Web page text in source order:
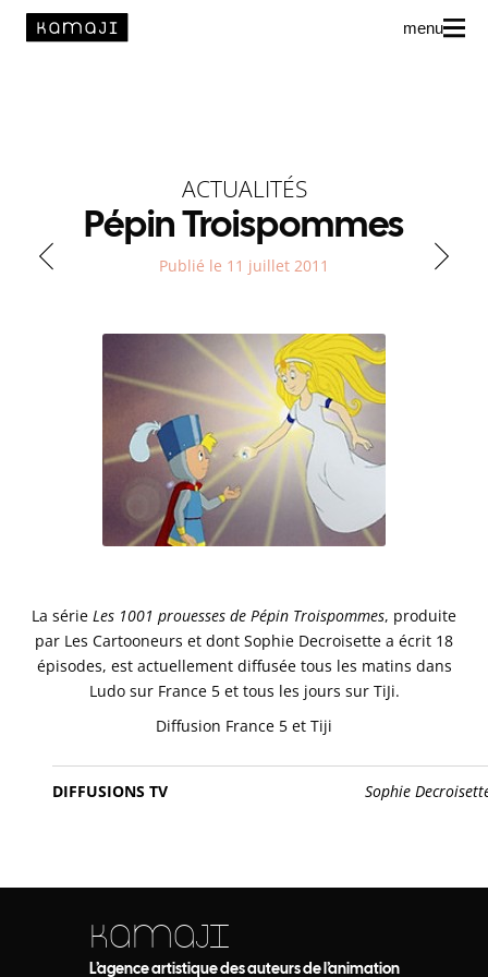
Auteur·rice·s
menu
ACTUALITÉS
Pépin Troispommes
Publié le 11 juillet 2011
La série Les 1001 prouesses de Pépin Troispommes, produite
par Les Cartooneurs et dont Sophie Decroisette a écrit 18
épisodes, est actuellement diffusée tous les matins dans
Ludo sur France 5 et tous les jours sur TiJi.
Diffusion France 5 et Tiji
DIFFUSIONS TV Sophie
KAMAJI
L’agence artistique des auteurs de l’animation